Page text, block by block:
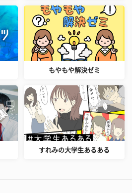
もやもや解決ゼミ
すれみの大学生あるある